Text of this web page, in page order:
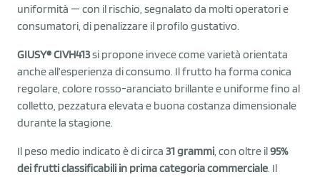
uniformità — con il rischio, segnalato da molti operatori e
consumatori, di penalizzare il profilo gustativo.
GIUSY® CIVH413si propone invece come varietà orientata
anche all’esperienza di consumo. Il frutto ha forma conica
regolare, colore rosso-aranciato brillante e uniforme fino al
colletto, pezzatura elevata e buona costanza dimensionale
durante la stagione.
Il peso medio indicato è di circa 31 grammi, con oltre il95%
dei frutti classificabili in prima categoria commerciale. Il